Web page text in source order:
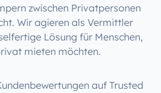
zwischen Privatpersonen
Wir agieren als Vermittler
Lösung für Menschen,
mieten möchten.
auf Trusted